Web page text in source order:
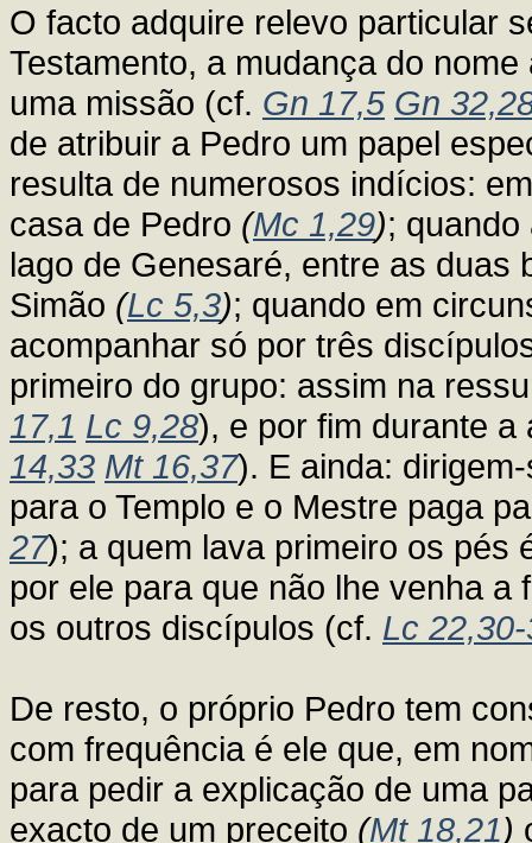
O facto adquire relevo particular
Testamento, a mudança do
uma missão (cf. Gn 17,5 Gn
de atribuir a Pedro um papel
resulta de numerosos indícios:
casa de Pedro (Mc 1,29);
lago de Genesaré, entre as duas
Simão (Lc 5,3); quando em
acompanhar só por três
primeiro do grupo: assim na
17,1 Lc 9,28), e por fim durante
14,33 Mt 16,37). E ainda:
para o Templo e o Mestre paga
27); a quem lava primeiro os pés
por ele para que não lhe venha
os outros discípulos (cf. Lc
De resto, o próprio Pedro tem
com frequência é ele que, em
para pedir a explicação de uma
exacto de um preceito (Mt 18,21)